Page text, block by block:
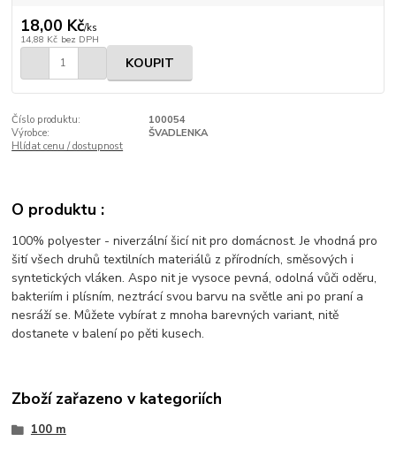
18,00 Kč/ks
14,88 Kč bez DPH
KOUPIT
Číslo produktu:
100054
Výrobce:
ŠVADLENKA
Hlídat cenu / dostupnost
O produktu :
100% polyester - niverzální šicí nit pro domácnost. Je vhodná pro
šití všech druhů textilních materiálů z přírodních, směsových i
syntetických vláken. Aspo nit je vysoce pevná, odolná vůči oděru,
bakteriím i plísním, neztrácí svou barvu na světle ani po praní a
nesráží se. Můžete vybírat z mnoha barevných variant, nitě
dostanete v balení po pěti kusech.
Zboží zařazeno v kategoriích
100 m